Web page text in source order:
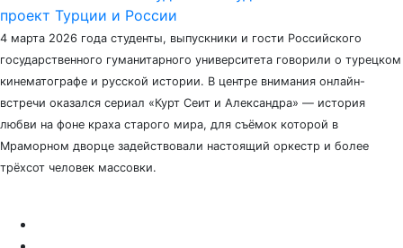
проект Турции и России
4 марта 2026 года студенты, выпускники и гости Российского
государственного гуманитарного университета говорили о турецком
кинематографе и русской истории. В центре внимания онлайн-
встречи оказался сериал «Курт Сеит и Александра» — история
любви на фоне краха старого мира, для съёмок которой в
Мраморном дворце задействовали настоящий оркестр и более
трёхсот человек массовки.